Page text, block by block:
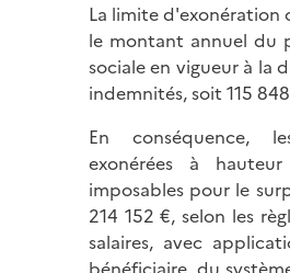
La limite d'exonération
le montant annuel du
sociale en vigueur à la
indemnités, soit 115
En conséquence,
exonérées à
imposables pour le
214 152 €, selon les
salaires, avec